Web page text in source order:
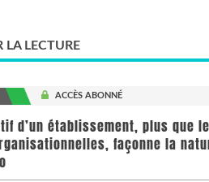
LA LECTURE
ACCÈS ABONNÉ
d’un établissement, plus que
façonne la